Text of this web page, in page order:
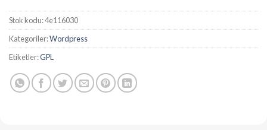
Stok kodu:4e116030
Kategoriler:Wordpress
Etiketler:GPL